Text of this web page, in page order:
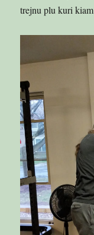
trejnu plu kuri